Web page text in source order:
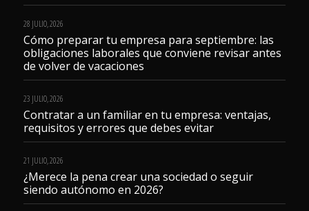
28 JULIO, 2026
Cómo preparar tu empresa para septiembre: las
obligaciones laborales que conviene revisar antes
de volver de vacaciones
23 JULIO, 2026
Contratar a un familiar en tu empresa: ventajas,
requisitos y errores que debes evitar
21 JULIO, 2026
¿Merece la pena crear una sociedad o seguir
siendo autónomo en 2026?